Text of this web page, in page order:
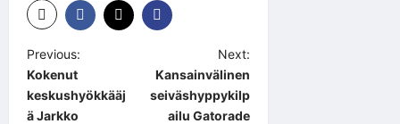
P
o
s
Previous:
Kokenut
keskushyökkääj
ä Jarkko
Next:
Kansainvälinen
seiväshyppykilp
ailu Gatorade